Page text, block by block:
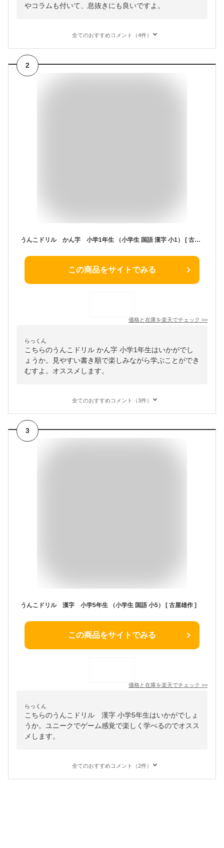
やコラムも付いて、息抜きにも良いですよ。
全てのおすすめコメント（4件）
2
うんこドリル かん字 小学1年生 （小学生 国語 漢字 小1） [ 古屋雄作 ]
この商品をサイトでみる
価格と在庫を楽天でチェック >>
らっくん
こちらのうんこドリル かん字 小学1年生はいかがでし
ょうか。見やすい書き順で楽しみながら学ぶことができ
むすよ。オススメします。
全てのおすすめコメント（3件）
3
うんこドリル 漢字 小学5年生 （小学生 国語 小5） [ 古屋雄作 ]
この商品をサイトでみる
価格と在庫を楽天でチェック >>
らっくん
こちらのうんこドリル 漢字 小学5年生はいかがでしょ
うか。ユニークでゲーム感覚で楽しく学べるのでオスス
メします。
全てのおすすめコメント（2件）